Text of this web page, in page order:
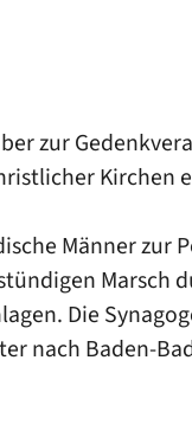
zur
Kirchen
Männer
Marsch
Die
nach Baden-